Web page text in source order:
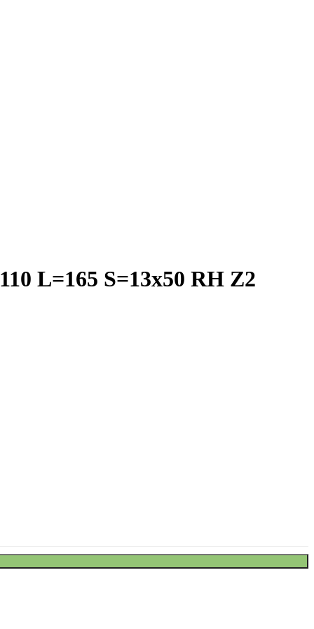
L=165 S=13x50 RH Z2